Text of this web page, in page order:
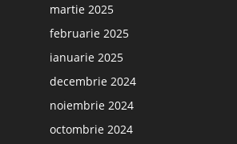
martie 2025
februarie 2025
ianuarie 2025
decembrie 2024
noiembrie 2024
octombrie 2024